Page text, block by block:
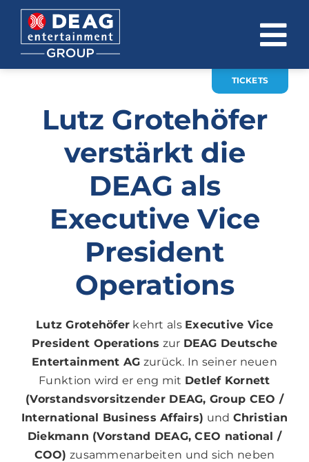
Zum
Inhalt
springen
INVESTOR RELATIONS
KONTAKT
TICKETS
Lutz Grotehöfer
verstärkt die
DEAG als
Executive Vice
President
Operations
Lutz Grotehöfer kehrt als Executive Vice
President Operations zur DEAG Deutsche
Entertainment AG zurück. In seiner neuen
Funktion wird er eng mit Detlef Kornett
(Vorstandsvorsitzender DEAG, Group CEO /
International Business Affairs) und Christian
Diekmann (Vorstand DEAG, CEO national /
COO) zusammenarbeiten und sich neben